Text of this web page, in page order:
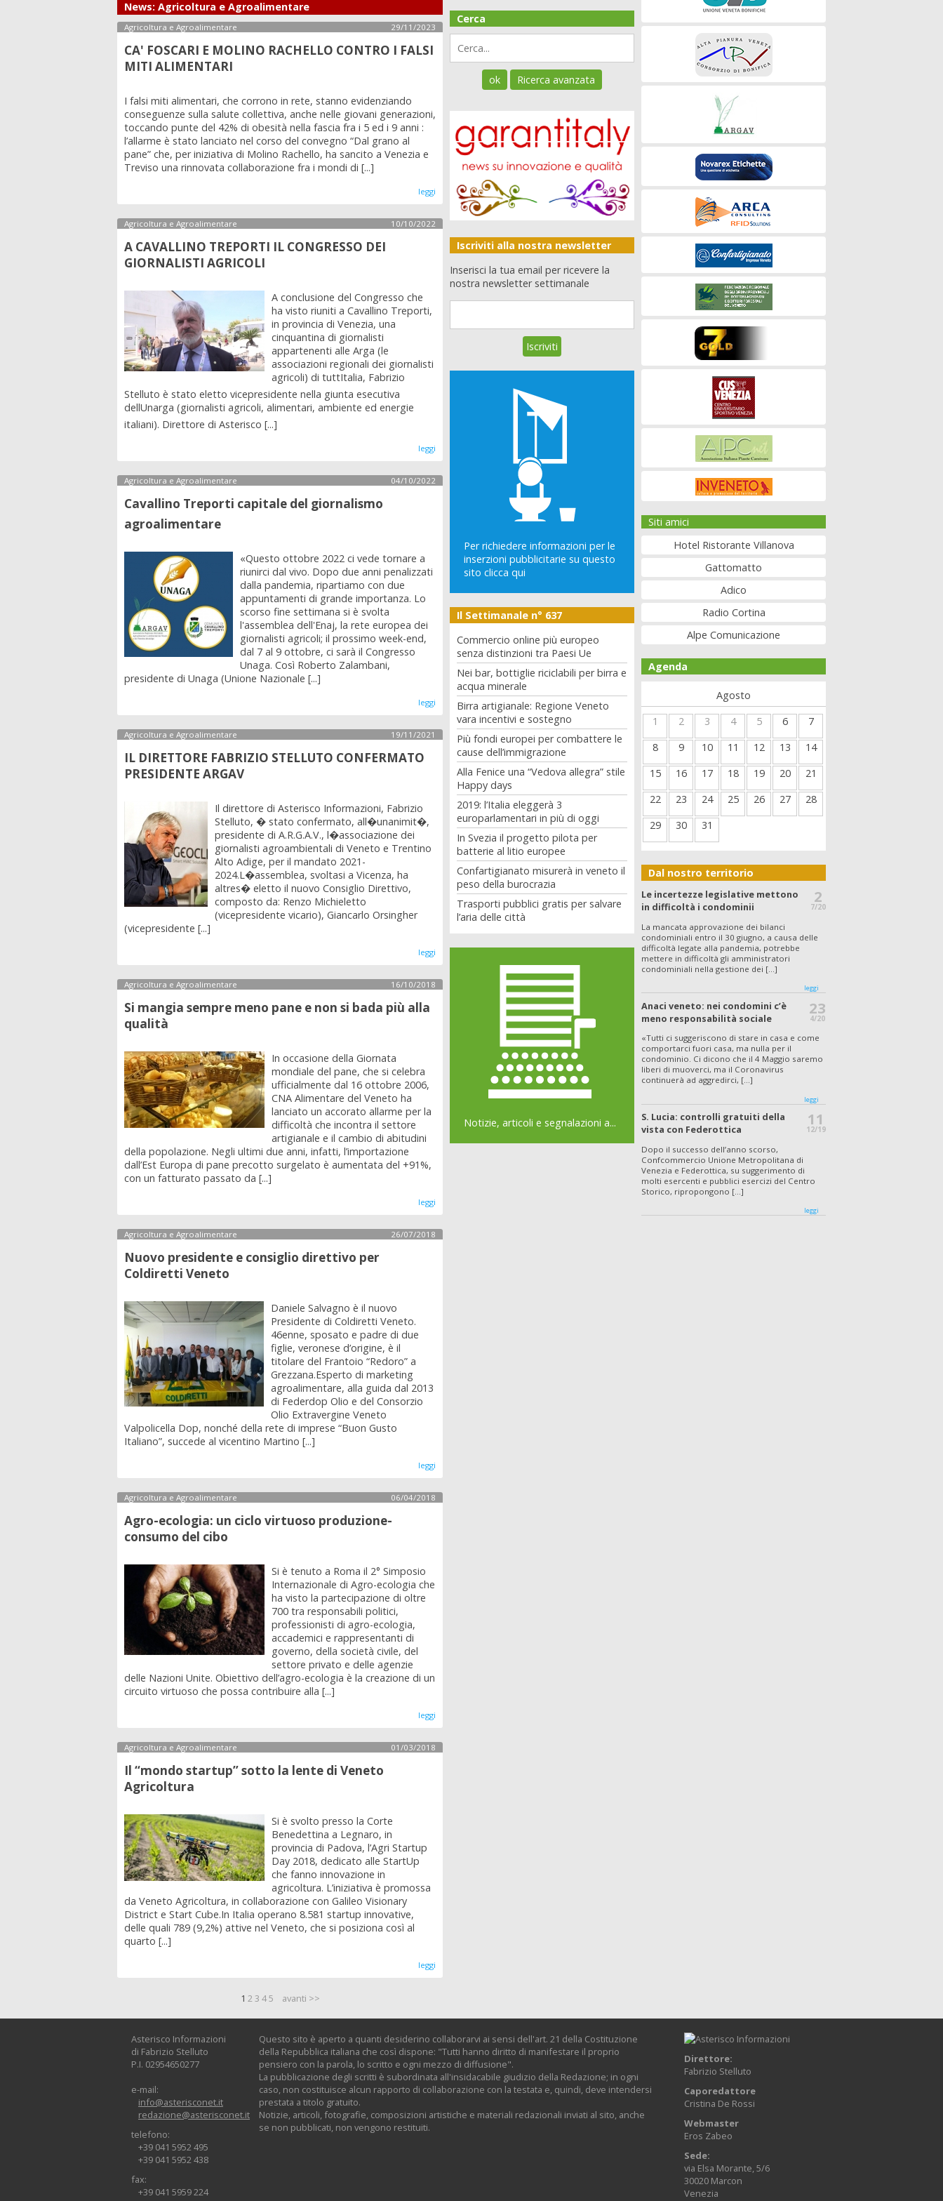
News: Agricoltura e Agroalimentare
Agricoltura e Agroalimentare 29/11/2023
CA' FOSCARI E MOLINO RACHELLO CONTRO I FALSI
MITI ALIMENTARI
I falsi miti alimentari, che corrono in rete, stanno evidenziando
conseguenze sulla salute collettiva, anche nelle giovani generazioni,
toccando punte del 42% di obesità nella fascia fra i 5 ed i 9 anni :
l’allarme è stato lanciato nel corso del convegno “Dal grano al
pane” che, per iniziativa di Molino Rachello, ha sancito a Venezia e
Treviso una rinnovata collaborazione fra i mondi di [...]
leggi
Agricoltura e Agroalimentare 10/10/2022
A CAVALLINO TREPORTI IL CONGRESSO DEI
GIORNALISTI AGRICOLI
A conclusione del Congresso che
ha visto riuniti a Cavallino Treporti,
in provincia di Venezia, una
cinquantina di giornalisti
appartenenti alle Arga (le
associazioni regionali dei giornalisti
agricoli) di tuttItalia, Fabrizio
Stelluto è stato eletto vicepresidente nella giunta esecutiva
dellUnarga (giornalisti agricoli, alimentari, ambiente ed energie
italiani). Direttore di Asterisco [...]
leggi
Agricoltura e Agroalimentare 04/10/2022
Cavallino Treporti capitale del giornalismo
agroalimentare
«Questo ottobre 2022 ci vede tornare a
riunirci dal vivo. Dopo due anni penalizzati
dalla pandemia, ripartiamo con due
appuntamenti di grande importanza. Lo
scorso fine settimana si è svolta
l'assemblea dell'Enaj, la rete europea dei
giornalisti agricoli; il prossimo week-end,
dal 7 al 9 ottobre, ci sarà il Congresso
Unaga. Così Roberto Zalambani,
presidente di Unaga (Unione Nazionale [...]
leggi
Agricoltura e Agroalimentare 19/11/2021
IL DIRETTORE FABRIZIO STELLUTO CONFERMATO
PRESIDENTE ARGAV
Il direttore di Asterisco Informazioni, Fabrizio
Stelluto, � stato confermato, all�unanimit�,
presidente di A.R.G.A.V., l�associazione dei
giornalisti agroambientali di Veneto e Trentino
Alto Adige, per il mandato 2021-
2024.L�assemblea, svoltasi a Vicenza, ha
altres� eletto il nuovo Consiglio Direttivo,
composto da: Renzo Michieletto
(vicepresidente vicario), Giancarlo Orsingher
(vicepresidente [...]
leggi
Agricoltura e Agroalimentare 16/10/2018
Si mangia sempre meno pane e non si bada più alla
qualità
In occasione della Giornata
mondiale del pane, che si celebra
ufficialmente dal 16 ottobre 2006,
CNA Alimentare del Veneto ha
lanciato un accorato allarme per la
difficoltà che incontra il settore
artigianale e il cambio di abitudini
della popolazione. Negli ultimi due anni, infatti, l’importazione
dall’Est Europa di pane precotto surgelato è aumentata del +91%,
con un fatturato passato da [...]
leggi
Agricoltura e Agroalimentare 26/07/2018
Nuovo presidente e consiglio direttivo per
Coldiretti Veneto
Daniele Salvagno è il nuovo
Presidente di Coldiretti Veneto.
46enne, sposato e padre di due
figlie, veronese d’origine, è il
titolare del Frantoio “Redoro” a
Grezzana.Esperto di marketing
agroalimentare, alla guida dal 2013
di Federdop Olio e del Consorzio
Olio Extravergine Veneto
Valpolicella Dop, nonché della rete di imprese “Buon Gusto
Italiano”, succede al vicentino Martino [...]
leggi
Agricoltura e Agroalimentare 06/04/2018
Agro-ecologia: un ciclo virtuoso produzione-
consumo del cibo
Si è tenuto a Roma il 2° Simposio
Internazionale di Agro-ecologia che
ha visto la partecipazione di oltre
700 tra responsabili politici,
professionisti di agro-ecologia,
accademici e rappresentanti di
governo, della società civile, del
settore privato e delle agenzie
delle Nazioni Unite. Obiettivo dell’agro-ecologia è la creazione di un
circuito virtuoso che possa contribuire alla [...]
leggi
Agricoltura e Agroalimentare 01/03/2018
Il “mondo startup” sotto la lente di Veneto
Agricoltura
Si è svolto presso la Corte
Benedettina a Legnaro, in
provincia di Padova, l’Agri Startup
Day 2018, dedicato alle StartUp
che fanno innovazione in
agricoltura. L’iniziativa è promossa
da Veneto Agricoltura, in collaborazione con Galileo Visionary
District e Start Cube.In Italia operano 8.581 startup innovative,
delle quali 789 (9,2%) attive nel Veneto, che si posiziona così al
quarto [...]
leggi
1 23 45 avanti >>
Cerca
Iscriviti alla nostra newsletter
Inserisci la tua email per ricevere la
nostra newsletter settimanale
Per richiedere informazioni per le
inserzioni pubblicitarie su questo
sito clicca qui
Il Settimanale n° 637
Commercio online più europeo
senza distinzioni tra Paesi Ue
Nei bar, bottiglie riciclabili per birra e
acqua minerale
Birra artigianale: Regione Veneto
vara incentivi e sostegno
Più fondi europei per combattere le
cause dell’immigrazione
Alla Fenice una “Vedova allegra” stile
Happy days
2019: l’Italia eleggerà 3
europarlamentari in più di oggi
In Svezia il progetto pilota per
batterie al litio europee
Confartigianato misurerà in veneto il
peso della burocrazia
Trasporti pubblici gratis per salvare
l’aria delle città
Notizie, articoli e segnalazioni a...
Siti amici
Hotel Ristorante Villanova
Gattomatto
Adico
Radio Cortina
Alpe Comunicazione
Agenda
Agosto
1
2 3 4 5 6
7
8
9 10 11 12 13
14
15
16 17 18 19 20
21
22
23 24 25 26 27
28
29
30 31
Dal nostro territorio
Le incertezze legislative mettono
in difficoltà i condominii
2
7/20
La mancata approvazione dei bilanci
condominiali entro il 30 giugno, a causa delle
difficoltà legate alla pandemia, potrebbe
mettere in difficoltà gli amministratori
condominiali nella gestione dei [...]
leggi
Anaci veneto: nei condomini c’è
meno responsabilità sociale
23
4/20
«Tutti ci suggeriscono di stare in casa e come
comportarci fuori casa, ma nulla per il
condominio. Ci dicono che il 4 Maggio saremo
liberi di muoverci, ma il Coronavirus
continuerà ad aggredirci, [...]
leggi
S. Lucia: controlli gratuiti della
vista con Federottica
11
12/19
Dopo il successo dell’anno scorso,
Confcommercio Unione Metropolitana di
Venezia e Federottica, su suggerimento di
molti esercenti e pubblici esercizi del Centro
Storico, ripropongono [...]
leggi
Asterisco Informazioni
di Fabrizio Stelluto
P.I. 02954650277
e-mail:
info@asterisconet.it
redazione@asterisconet.it
telefono:
+39 041 5952 495
+39 041 5952 438
fax:
+39 041 5959 224
Questo sito è aperto a quanti desiderino collaborarvi ai sensi dell'art. 21 della Costituzione
della Repubblica italiana che così dispone: "Tutti hanno diritto di manifestare il proprio
pensiero con la parola, lo scritto e ogni mezzo di diffusione".
La pubblicazione degli scritti è subordinata all'insidacabile giudizio della Redazione; in ogni
caso, non costituisce alcun rapporto di collaborazione con la testata e, quindi, deve intendersi
prestata a titolo gratuito.
Notizie, articoli, fotografie, composizioni artistiche e materiali redazionali inviati al sito, anche
se non pubblicati, non vengono restituiti.
Direttore:
Fabrizio Stelluto
Caporedattore
Cristina De Rossi
Webmaster
Eros Zabeo
Sede:
via Elsa Morante, 5/6
30020 Marcon
Venezia